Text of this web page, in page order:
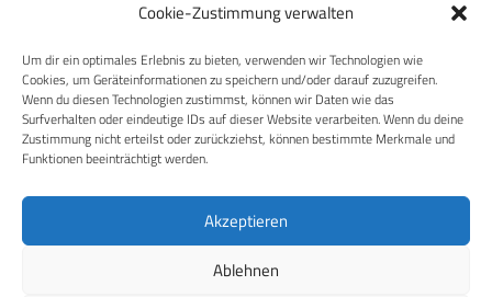
Cookie-Zustimmung verwalten
Um dir ein optimales Erlebnis zu bieten, verwenden wir Technologien wie
Cookies, um Geräteinformationen zu speichern und/oder darauf zuzugreifen.
Wenn du diesen Technologien zustimmst, können wir Daten wie das
Surfverhalten oder eindeutige IDs auf dieser Website verarbeiten. Wenn du deine
Zustimmung nicht erteilst oder zurückziehst, können bestimmte Merkmale und
Funktionen beeinträchtigt werden.
Akzeptieren
Ablehnen
RECHTLICHES
Datenschutzerklärung
Cookie-Richtlinie (EU)